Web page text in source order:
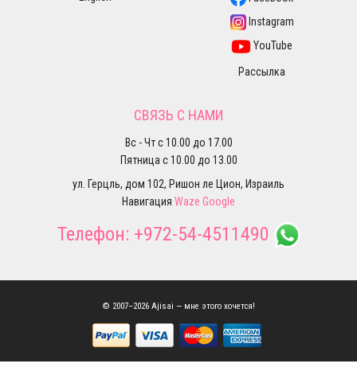
Instagram
YouTube
Рассылка
СВЯЗЬ С НАМИ
Вс - Чт с 10.00 до 17.00
Пятница с 10.00 до 13.00
ул. Герцль, дом 102, Ришон ле Цион, Израиль
Навигация Waze Google
Телефон: +972-54-4511490
© 2007–2026 Ajisai — мне этого хочется!